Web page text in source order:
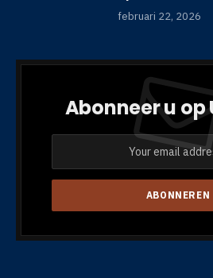
februari 22, 2026
Abonneer u op